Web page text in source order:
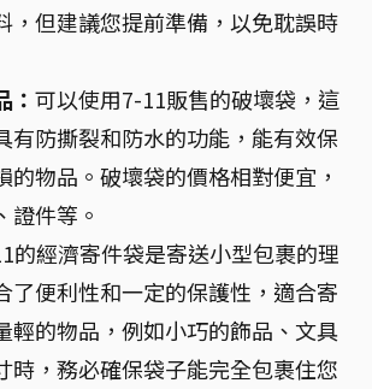
，但建議您提前準備，以免耽誤時
： 可以使用7-11販售的破壞袋，這
有防撕裂和防水的功能，能有效保
的物品。破壞袋的價格相對便宜，
證件等。
的經濟寄件袋是寄送小型包裹的理
了便利性和一定的保護性，適合寄
輕的物品，例如小巧的飾品、文具
時，務必確保袋子能完全包裹住您